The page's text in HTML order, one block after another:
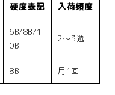
硬度表記 入荷頻度
6B/8B/1
0B
2〜3週
8B 月1回